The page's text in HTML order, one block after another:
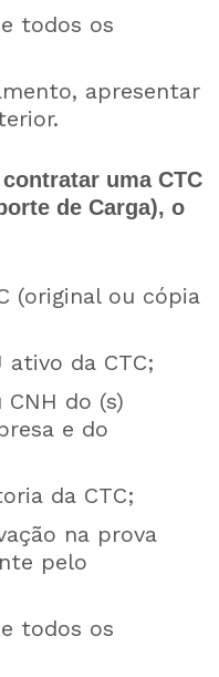
todos os
apresentar
uma CTC
de Carga), o
(original ou cópia
ativo da CTC;
do (s)
e do
da CTC;
na prova
pelo
todos os